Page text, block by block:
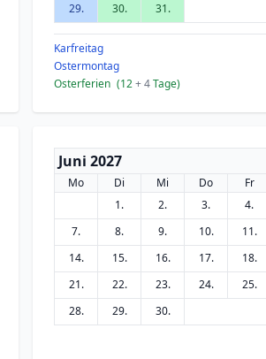
29.
30. 31.
Karfreitag
Ostermontag
Osterferien (12+ 4Tage)
Juni 2027
Mo Di Mi Do Fr
1.
2. 3. 4.
7.
8. 9. 10. 11.
14.
15. 16. 17. 18.
21.
22. 23. 24. 25.
28.
29. 30.